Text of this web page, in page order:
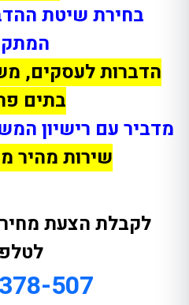
בחירת שיטת
הדברות לעסקים,
בתים
מדביר עם רישיון
שירות מהיר
לקבלת הצעת
507